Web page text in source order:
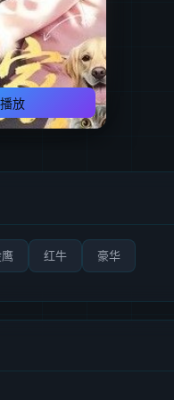
放
红牛 豪华